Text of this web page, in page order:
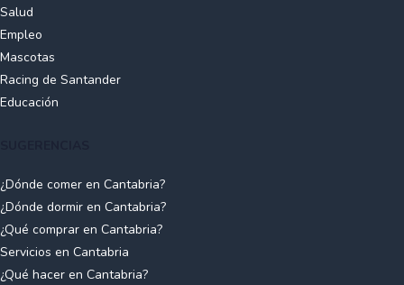
Salud
Empleo
Mascotas
Racing de Santander
Educación
¿Dónde comer en Cantabria?
¿Dónde dormir en Cantabria?
¿Qué comprar en Cantabria?
Servicios en Cantabria
¿Qué hacer en Cantabria?